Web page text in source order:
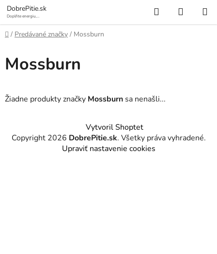
Prejsť
na
obsah
DobrePitie.sk
Doplňte energiu,
Hľadať
KOŠÍK
Domov
/ Predávané značky / Mossburn
Mossburn
Žiadne produkty značky Mossburn sa nenašli...
Vytvoril Shoptet
Copyright 2026 DobrePitie.sk. Všetky práva vyhradené.
Upraviť nastavenie cookies